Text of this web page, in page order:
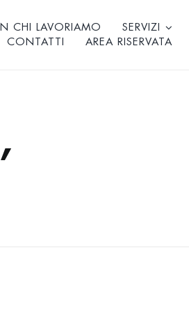
CHI LAVORIAMO SERVIZI
CONTATTI AREA RISERVATA